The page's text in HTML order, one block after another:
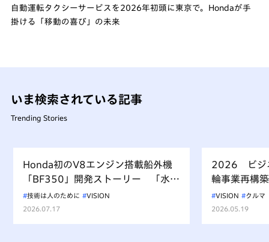
自動運転タクシーサービスを2026年初頭に東京で。Hondaが手
掛ける「移動の喜び」の未来
いま検索されている記事
Trending Stories
Honda初のV8エンジン搭載船外機
「BF350」開発ストーリー 「水上
を走るもの、水を汚すべからず」を
受け継ぐ挑戦
技術は人のために
VISION
2026.07.17
2026 ビジ
輪事業再構
VISION
クルマ
2026.05.19